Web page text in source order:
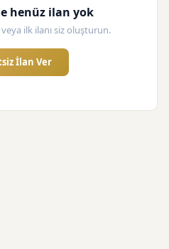
henüz ilan yok
ilk ilanı siz oluşturun.
İlan Ver